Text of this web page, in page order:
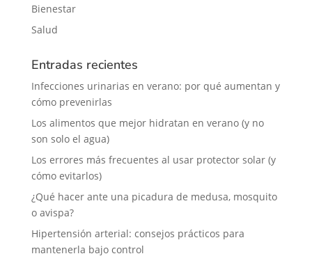
Bienestar
Salud
Entradas recientes
Infecciones urinarias en verano: por qué aumentan y
cómo prevenirlas
Los alimentos que mejor hidratan en verano (y no
son solo el agua)
Los errores más frecuentes al usar protector solar (y
cómo evitarlos)
¿Qué hacer ante una picadura de medusa, mosquito
o avispa?
Hipertensión arterial: consejos prácticos para
mantenerla bajo control